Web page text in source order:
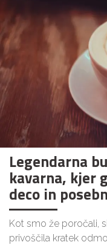
Legendarna
kavarna, kjer
deco in
Kot smo že poročali,
privoščila kratek